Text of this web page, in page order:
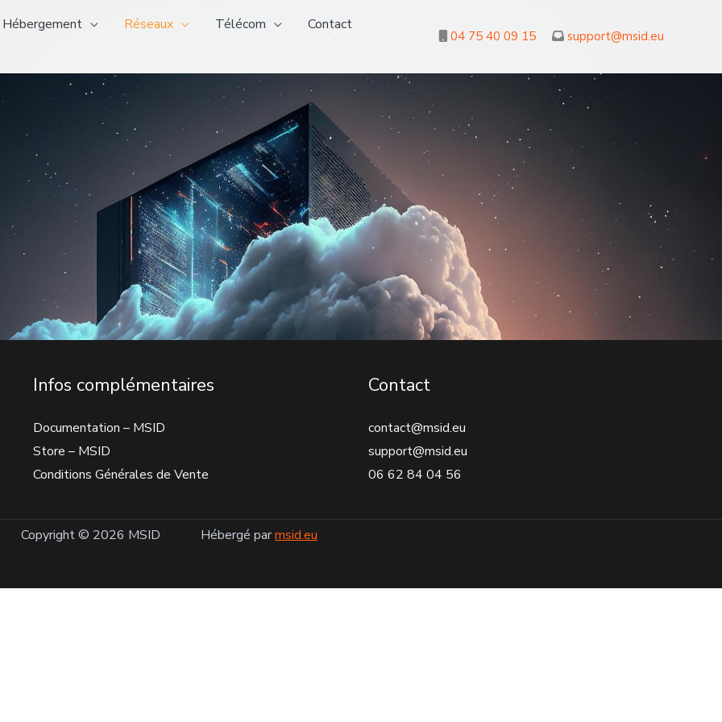
Hébergement Réseaux Télécom
Contact
04 75 40 09 15 support@msid.eu
Infos complémentaires
Documentation – MSID
Store – MSID
Conditions Générales de Vente
Contact
contact@msid.eu
support@msid.eu
06 62 84 04 56
Copyright © 2026 MSID Hébergé parmsid.eu